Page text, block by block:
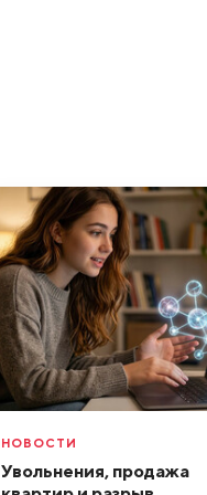
НОВОСТИ
Увольнения, продажа